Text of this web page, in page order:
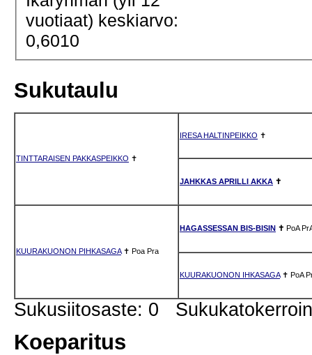
vuotiaat) keskiarvo:
0,6010
Sukutaulu
TINTTARAISEN PAKKASPEIKKO ✝
IRESA HALTINPEIKKO ✝
JAHKKAS APRILLI AKKA ✝
KUURAKUONON PIHKASAGA✝ Poa Pra
HAGASSESSAN BIS-BISIN ✝ PoA
KUURAKUONON IHKASAGA✝ PoA
Sukusiitosaste: 0
Koeparitus